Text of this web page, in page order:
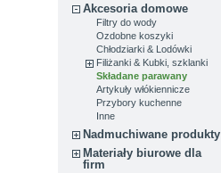
Akcesoria domowe
Filtry do wody
Ozdobne koszyki
Chłodziarki & Lodówki
Filiżanki & Kubki, szklanki
Składane parawany
Artykuły włókiennicze
Przybory kuchenne
Inne
Nadmuchiwane produkty
Materiały biurowe dla
firm